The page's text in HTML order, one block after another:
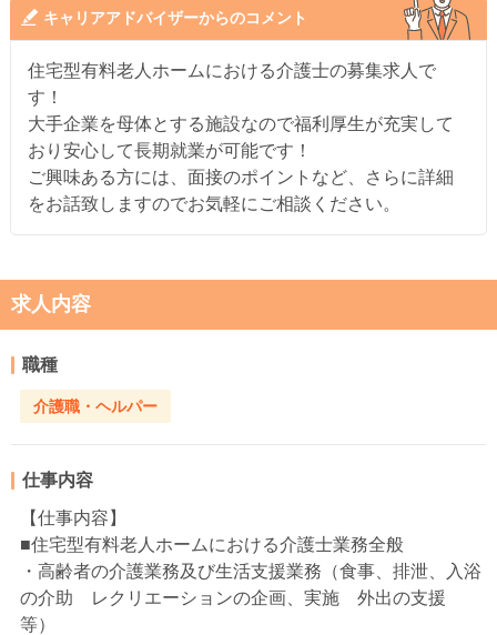
キャリアアドバイザーからのコメント
住宅型有料老人ホームにおける介護士の募集求人で
す！
大手企業を母体とする施設なので福利厚生が充実して
おり安心して長期就業が可能です！
ご興味ある方には、面接のポイントなど、さらに詳細
をお話致しますのでお気軽にご相談ください。
求人内容
職種
介護職・ヘルパー
仕事内容
【仕事内容】
■住宅型有料老人ホームにおける介護士業務全般
・高齢者の介護業務及び生活支援業務（食事、排泄、入浴
の介助 レクリエーションの企画、実施 外出の支援
等）